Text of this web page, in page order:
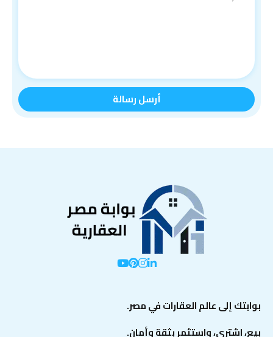
بوابتك إلى عالم العقارات في مصر.
بيع، اشتري، واستثمر بثقة وأمان.